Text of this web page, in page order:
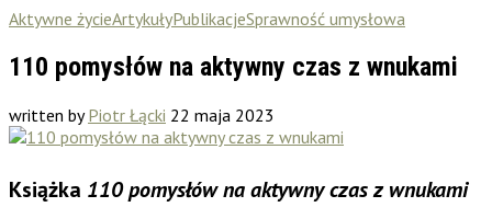
Aktywne życieArtykułyPublikacjeSprawność umysłowa
110 pomysłów na aktywny czas z wnukami
written byPiotr Łącki 22 maja 2023
Książka 110 pomysłów na aktywny czas z wnukami